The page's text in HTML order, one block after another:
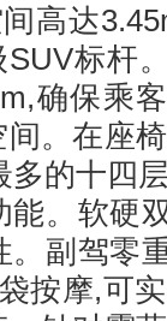
高达
标杆
确保乘
。在座
的十四
。软硬
副驾零
按摩,可